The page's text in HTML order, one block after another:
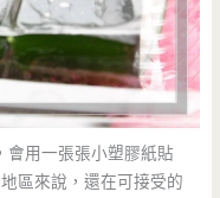
會用一張張小塑膠紙貼
區來說，還在可接受的